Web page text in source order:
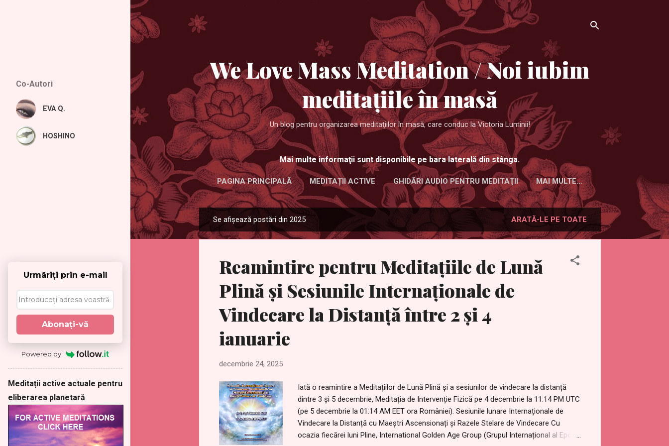
We Love Mass Meditation / Noi iubim
meditaţiile în masă
Un blog pentru organizarea meditaţiilor în masă, care conduc la Victoria Luminii!
Mai multe informaţii sunt disponibile pe bara laterală din stânga.
PAGINA PRINCIPALĂ MEDITAȚII ACTIVE GHIDĂRI AUDIO PENTRU MEDITAŢII MAI MULTE…
P
o
Se afișează postări din 2025 ARATĂ-LE PE TOATE
Reamintire pentru Meditațiile de Lună
Plină și Sesiunile Internaționale de
Vindecare la Distanță între 2 și 4
ianuarie
decembrie 24, 2025
Iată o reamintire a Meditațiilor de Lună Plină și a sesiunilor de vindecare la distanță
dintre 3 și 5 decembrie, Meditația de Intervenție Fizică pe 4 decembrie la 11:14 PM UTC
(pe 5 decembrie la 01:14 AM EET ora României). Sesiunile lunare Internaționale de
Vindecare la Distanță cu Maeștri Ascensionați și Razele Stelare de Vindecare Cu
ocazia fiecărei luni Pline, International Golden Age Group (Grupul Internațional al Epocii
Co-Autori
EVA Q.
HOSHINO
Urmäriţi prin e-mail
Abonaţi-vă
Powered by
Meditații active actuale pentru
eliberarea planetară